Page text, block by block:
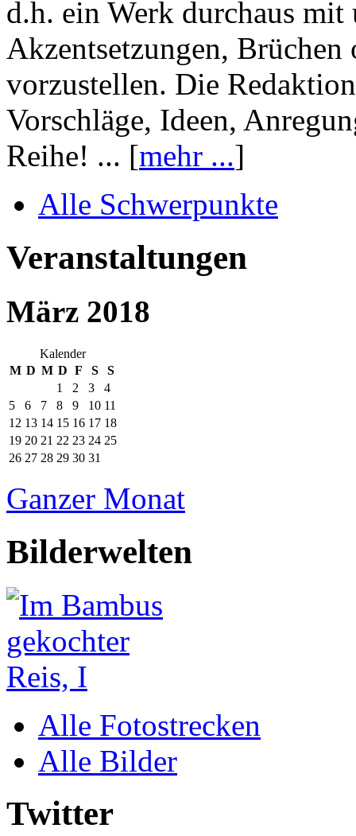
d.h. ein Werk durchaus mit
Akzentsetzungen, Brüchen
vorzustellen. Die
Vorschläge, Ideen,
Reihe! ... [mehr ...]
Alle Schwerpunkte
Veranstaltungen
März 2018
Kalender
M D M D F S
S
1
2 3
4
5
6 7 8 9 10 11
12 13 14 15 16 17 18
19 20 21 22 23 24 25
26 27 28 29 30 31
Ganzer Monat
Bilderwelten
Alle Fotostrecken
Alle Bilder
Twitter